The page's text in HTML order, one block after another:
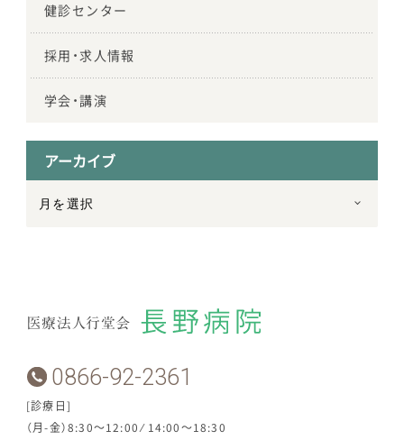
健診センター
採用・求人情報
学会・講演
アーカイブ
0866-92-2361
[診療日]
（月-金）8:30～12:00 ⁄ 14:00～18:30